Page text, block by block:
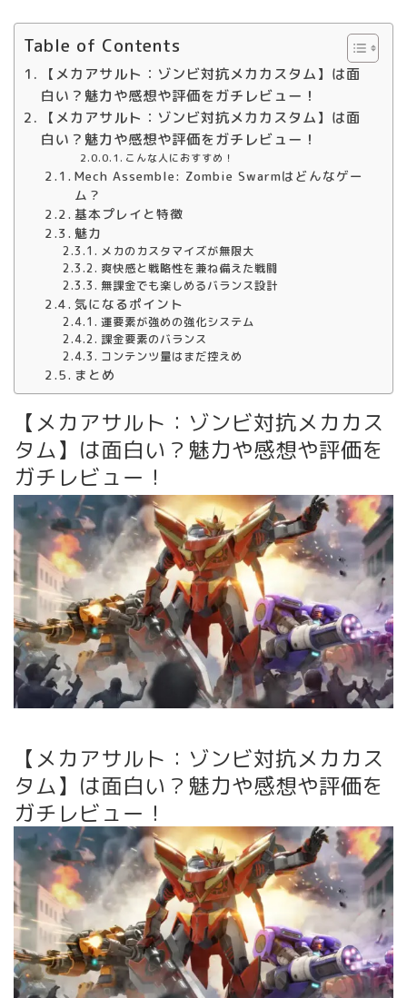
Table of Contents
【メカアサルト：ゾンビ対抗メカカスタム】は面
白い？魅力や感想や評価をガチレビュー！
【メカアサルト：ゾンビ対抗メカカスタム】は面
白い？魅力や感想や評価をガチレビュー！
こんな人におすすめ！
Mech Assemble: Zombie Swarmはどんなゲー
ム？
基本プレイと特徴
魅力
メカのカスタマイズが無限大
爽快感と戦略性を兼ね備えた戦闘
無課金でも楽しめるバランス設計
気になるポイント
運要素が強めの強化システム
課金要素のバランス
コンテンツ量はまだ控えめ
まとめ
【メカアサルト：ゾンビ対抗メカカス
タム】は面白い？魅力や感想や評価を
ガチレビュー！
【メカアサルト：ゾンビ対抗メカカス
タム】は面白い？魅力や感想や評価を
ガチレビュー！